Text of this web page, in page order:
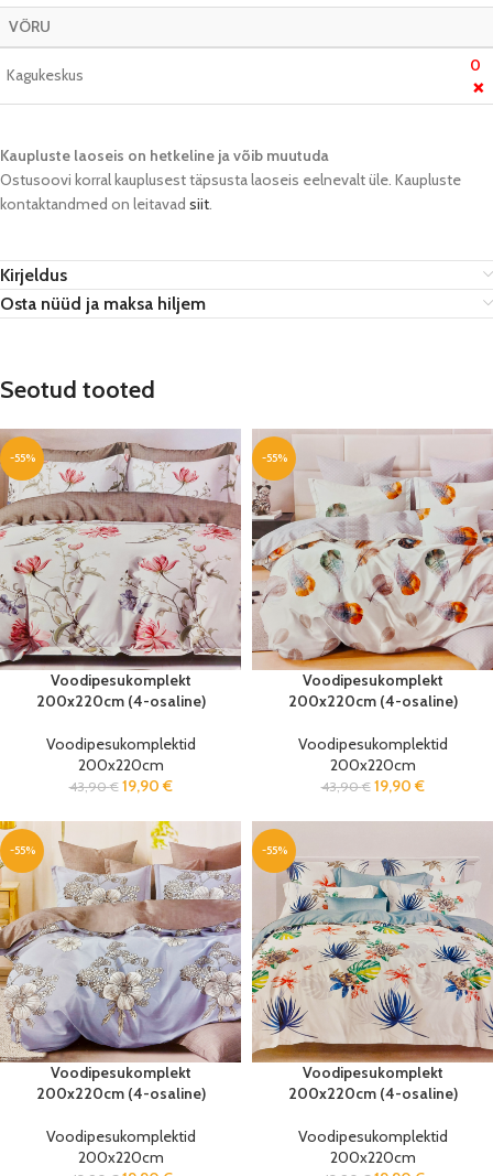
VÕRU
Kagukeskus 0
❌
Kaupluste laoseis on hetkeline ja võib muutuda​
Ostusoovi korral kauplusest täpsusta laoseis eelnevalt üle. Kaupluste
kontaktandmed on leitavad siit.
Kirjeldus
Osta nüüd ja maksa hiljem
Seotud tooted
-55%
Voodipesukomplekt
200x220cm (4-osaline)
Voodipesukomplektid
200x220cm
43,90€ 19,90 €
-55%
Voodipesukomplekt
200x220cm (4-osaline)
Voodipesukomplektid
200x220cm
43,90€ 19,90 €
-55%
Voodipesukomplekt
200x220cm (4-osaline)
Voodipesukomplektid
200x220cm
-55%
Voodipesukomplekt
200x220cm (4-osaline)
Voodipesukomplektid
200x220cm